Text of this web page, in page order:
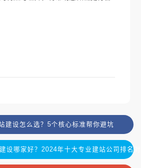
建设怎么选？5个核心标准帮你避坑
设哪家好？2024年十大专业建站公司排名